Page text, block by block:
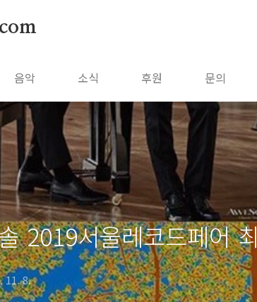
음악 소식 후원 문의
2019서울레코드페어
11. 8.